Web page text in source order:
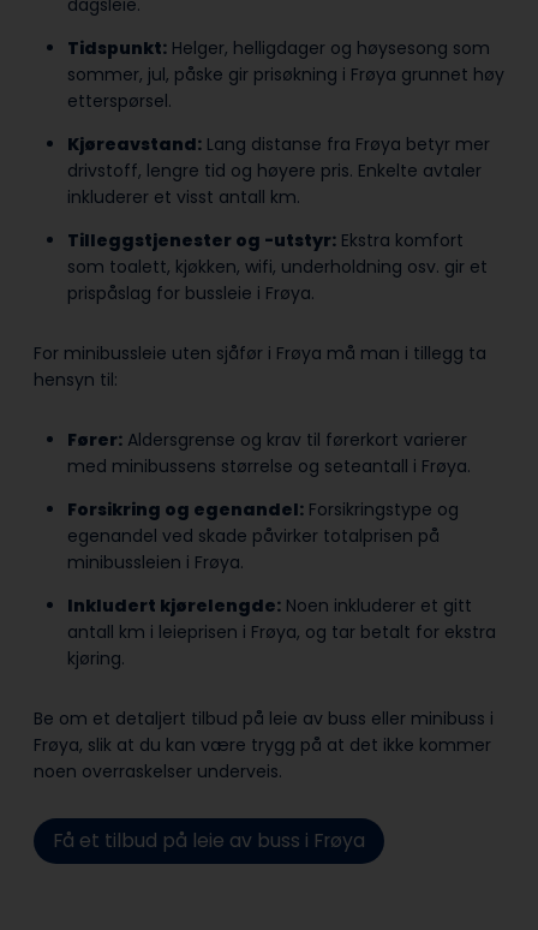
dagsleie.
Tidspunkt: Helger, helligdager og høysesong som
sommer, jul, påske gir prisøkning i Frøya grunnet høy
etterspørsel.
Kjøreavstand: Lang distanse fra Frøya betyr mer
drivstoff, lengre tid og høyere pris. Enkelte avtaler
inkluderer et visst antall km.
Tilleggstjenester og -utstyr: Ekstra komfort
som toalett, kjøkken, wifi, underholdning osv. gir et
prispåslag for bussleie i Frøya.
For minibussleie uten sjåfør i Frøya må man i tillegg ta
hensyn til:
Fører: Aldersgrense og krav til førerkort varierer
med minibussens størrelse og seteantall i Frøya.
Forsikring og egenandel: Forsikringstype og
egenandel ved skade påvirker totalprisen på
minibussleien i Frøya.
Inkludert kjørelengde: Noen inkluderer et gitt
antall km i leieprisen i Frøya, og tar betalt for ekstra
kjøring.
Be om et detaljert tilbud på leie av buss eller minibuss i
Frøya, slik at du kan være trygg på at det ikke kommer
noen overraskelser underveis.
Få et tilbud på leie av buss i Frøya